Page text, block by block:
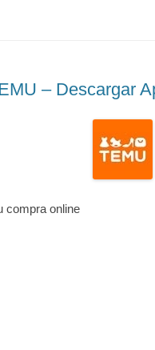
– Descargar
compra online